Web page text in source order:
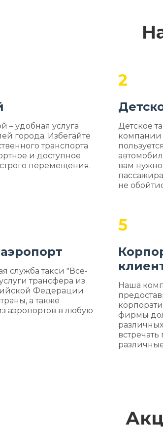
– удобная услуга
города. Избегайте
транспорта
и доступное
перемещения.
2
Детское
компании
вам нужно
не
служба такси "Все-
трансфера из
Федерации
а также
аэропортов в любую
5
Наша
фирмы